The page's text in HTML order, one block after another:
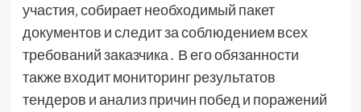
участия‚ собирает необходимый пакет
документов и следит за соблюдением всех
требований заказчика․ В его обязанности
также входит мониторинг результатов
тендеров и анализ причин побед и поражений